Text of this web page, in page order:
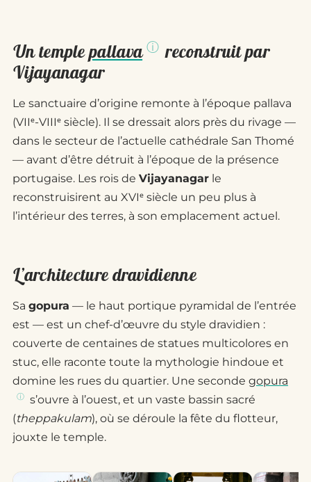
Un templepallava
reconstruit par
Vijayanagar
Le sanctuaire d’origine remonte à l’époque pallava
(VIIᵉ-VIIIᵉ siècle). Il se dressait alors près du rivage —
dans le secteur de l’actuelle cathédrale San Thomé
— avant d’être détruit à l’époque de la présence
portugaise. Les rois de Vijayanagar le
reconstruisirent au XVIᵉ siècle un peu plus à
l’intérieur des terres, à son emplacement actuel.
L’architecture dravidienne
Sa gopura — le haut portique pyramidal de l’entrée
est — est un chef-d’œuvre du style dravidien :
couverte de centaines de statues multicolores en
stuc, elle raconte toute la mythologie hindoue et
domine les rues du quartier. Une seconde gopura
s’ouvre à l’ouest, et un vaste bassin sacré
(theppakulam), où se déroule la fête du flotteur,
jouxte le temple.